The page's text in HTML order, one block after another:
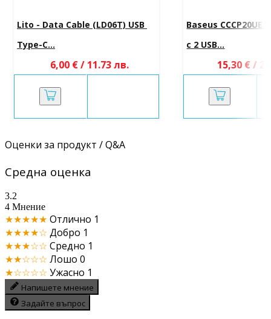
Lito - Data Cable (LD06T) USB
Type-C...
6,00 € / 11.73 лв.
Baseus
с 2 USB...
15,30 € /
Оценки за продукт / Q&A
Средна оценка
3.2
4 Мнение
★★★★★ Отлично 1
★★★★☆ Добро 1
★★★☆☆ Средно 1
★★☆☆☆ Лошо 0
★☆☆☆☆ Ужасно 1
Напишете мнение
Задайте въпрос